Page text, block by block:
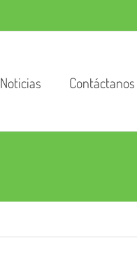
Noticias Contáctanos